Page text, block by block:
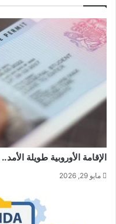
الإقامة الأوروبية طويلة
مايو 29, 2026